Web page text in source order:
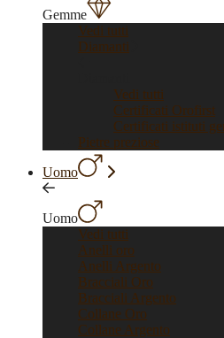
Gemme
Vedi tutti
Diamanti
Vedi tutti
Certificati Orofirst
Certificati istituti
Pietre preziose
Uomo
Uomo
Vedi tutti
Anelli oro
Anelli Argento
Bracciali Oro
Bracciali Argento
Collane Oro
Collane Argento